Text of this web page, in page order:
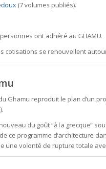
(7 volumes publiés).
ont adhéré au GHAMU.
cotisations se renouvellent
Ghamu reproduit le plan d’un
du goût “à la grecque”
ce programme d’architecture
une volonté de rupture totale